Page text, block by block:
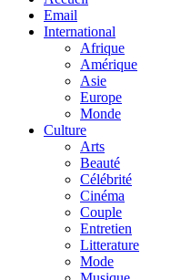
Email
International
Afrique
Amérique
Asie
Europe
Monde
Culture
Arts
Beauté
Célébrité
Cinéma
Couple
Entretien
Litterature
Mode